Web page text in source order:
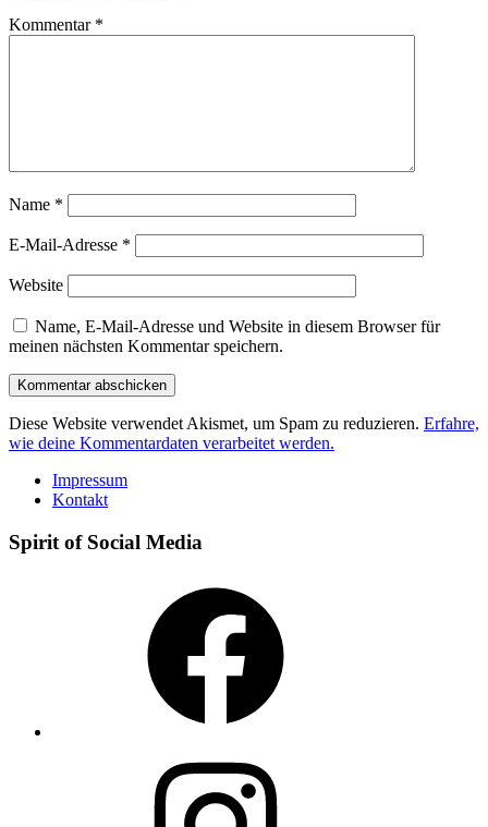
Kommentar *
Name *
E-Mail-Adresse *
Website
Name, E-Mail-Adresse und Website in diesem Browser für
meinen nächsten Kommentar speichern.
Diese Website verwendet Akismet, um Spam zu reduzieren. Erfahre,
wie deine Kommentardaten verarbeitet werden.
Impressum
Kontakt
Spirit of Social Media